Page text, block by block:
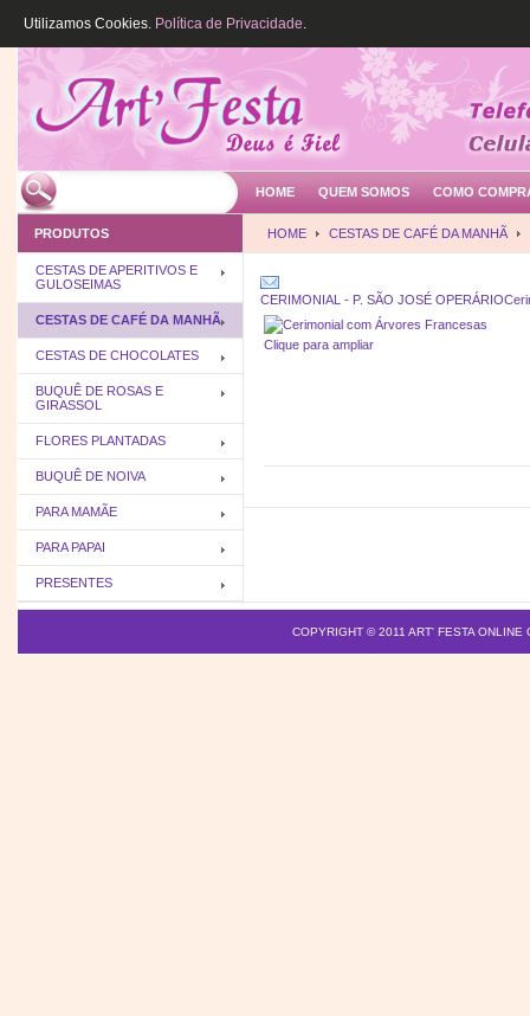
HOME QUEM SOMOS COMO
HOME CESTAS DE CAFÉ DA MANHÃ
CERIMONIAL - P. SÃO JOSÉ OPERÁRIO
Clique para ampliar
PRODUTOS
CESTAS DE APERITIVOS E
GULOSEIMAS
CESTAS DE CAFÉ DA MANHÃ
CESTAS DE CHOCOLATES
BUQUÊ DE ROSAS E
GIRASSOL
FLORES PLANTADAS
BUQUÊ DE NOIVA
PARA MAMÃE
PARA PAPAI
PRESENTES
COPYRIGHT © 2011 ART' FESTA ONLINE
Utilizamos Cookies. Política de Privacidade.